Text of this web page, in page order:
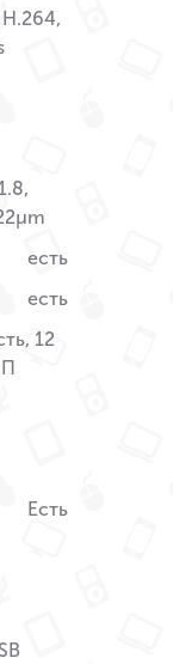
H.264,
есть
есть
12
Есть